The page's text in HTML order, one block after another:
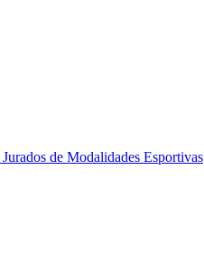
Jurados de Modalidades Esportivas